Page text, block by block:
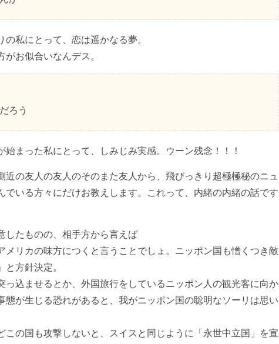
私にとって、恋は遥かなる夢。
お似合いなんデス。
ろう
まった私にとって、しみじみ実感。ウーン残念！！！
の友人の友人のそのまた友人から、飛びっきり超極極秘のニュ
でいる方々にだけお教えします。これって、内緒の内緒の話です
たものの、相手方から言えば
リカの味方につくと言うことでしょ。ニッポン国も憎くつき敵
方針決定。
込ませるとか、外国旅行をしているニッポン人の観光客に向か
態が生じる恐れがあると、我がニッポン国の聡明なソーリは思い
の国も攻撃しないと、スイスと同じように「永世中立国」を宣